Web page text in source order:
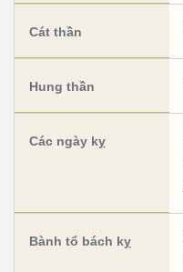
Cát thần
Hung thần
Các ngày kỵ
Bành tổ bách kỵ